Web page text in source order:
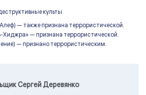
культы
— также признана террористической.
Хиджра» — признана террористической.
— признано террористическим.
Сергей Деревянко